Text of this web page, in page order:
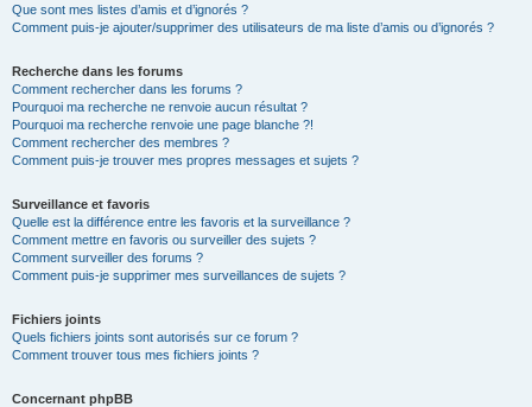
Que sont mes listes d’amis et d’ignorés ?
Comment puis-je ajouter/supprimer des utilisateurs de ma liste d’amis ou d’ignorés ?
Recherche dans les forums
Comment rechercher dans les forums ?
Pourquoi ma recherche ne renvoie aucun résultat ?
Pourquoi ma recherche renvoie une page blanche ?!
Comment rechercher des membres ?
Comment puis-je trouver mes propres messages et sujets ?
Surveillance et favoris
Quelle est la différence entre les favoris et la surveillance ?
Comment mettre en favoris ou surveiller des sujets ?
Comment surveiller des forums ?
Comment puis-je supprimer mes surveillances de sujets ?
Fichiers joints
Quels fichiers joints sont autorisés sur ce forum ?
Comment trouver tous mes fichiers joints ?
Concernant phpBB